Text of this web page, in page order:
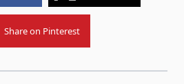
Share on Pinterest